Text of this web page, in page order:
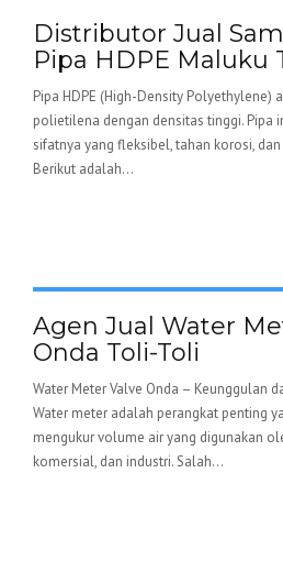
Distributor Jual
Pipa HDPE Maluku
Pipa HDPE (High-Density Polyethylene)
polietilena dengan densitas tinggi. Pipa
sifatnya yang fleksibel, tahan korosi,
Berikut adalah...
Agen Jual Water
Onda Toli-Toli
Water Meter Valve Onda – Keunggulan
Water meter adalah perangkat penting
mengukur volume air yang digunakan
komersial, dan industri. Salah...